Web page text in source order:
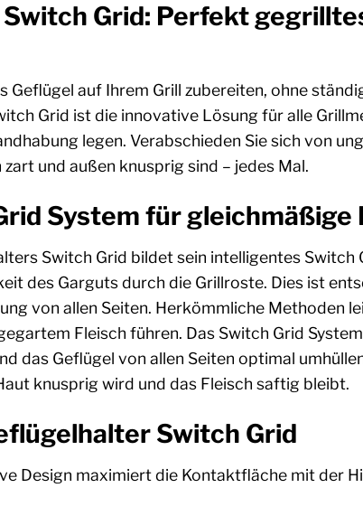
Grid: Perfekt
auf Ihrem Grill zubereiten, ohne
Grid ist die innovative Lösung für alle
legen. Verabschieden Sie sich von
und außen knusprig sind – jedes Mal.
System für
Switch Grid bildet sein intelligentes Switch
des Garguts durch die Grillroste. Dies ist
von allen Seiten. Herkömmliche Methoden
Fleisch führen. Das Switch Grid
das Geflügel von allen Seiten optimal
knusprig wird und das Fleisch saftig bleibt.
Switch Grid
Design maximiert die Kontaktfläche mit der